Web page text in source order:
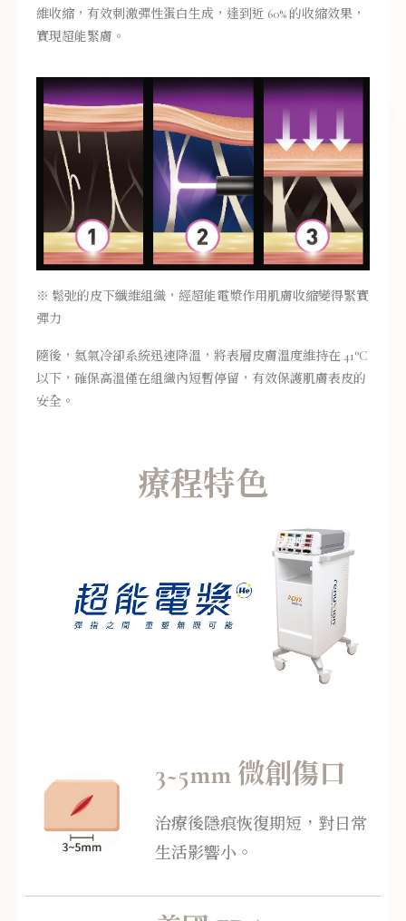
維收縮，有效刺激彈性蛋白生成，達到近 60% 的收縮效果，
實現超能緊膚。
※ 鬆弛的皮下纖維組織，經超能電漿作用肌膚收縮變得緊實
彈力
隨後，氦氣冷卻系統迅速降溫，將表層皮膚溫度維持在 41°C
以下，確保高溫僅在組織內短暫停留，有效保護肌膚表皮的
安全。
療程特色
3~5mm 微創傷口
治療後隱痕恢復期短，對日常
生活影響小。